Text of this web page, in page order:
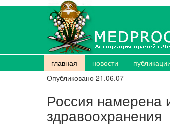
главная новости
Опубликовано 21.06.07
Россия намерена
здравоохранения